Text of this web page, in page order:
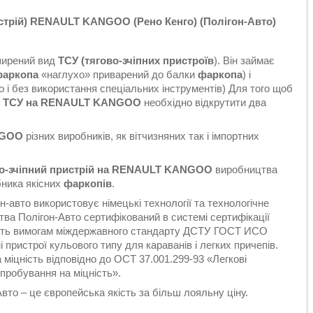
RENAULT KANGOO (Рено Кенго) (Полігон-Авто)
вид ТСУ (тягово-зчіпних пристроїв). Він займає
«наглухо» приварений до балки фаркопа) і
і без використання спеціальних інструментів) Для того щоб
ТСУ на RENAULT KANGOO необхідно відкрутити два
різних виробників, як вітчизняних так і імпортних
зчіпний пристрій на RENAULT KANGOO виробництва
якісних фаркопів.
авто використовує німецькі технології та технологічне
Полігон-Авто сертифікований в системі сертифікації
вимогам міждержавного стандарту ДСТУ ГОСТ ИСО
кульового типу для караванів і легких причепів.
відповідно до ОСТ 37.001.299-93 «Легкові
на міцність».
– це європейська якість за більш лояльну ціну.